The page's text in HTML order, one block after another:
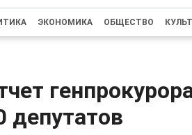
ЭКОНОМИКА ОБЩЕСТВО
депутатов